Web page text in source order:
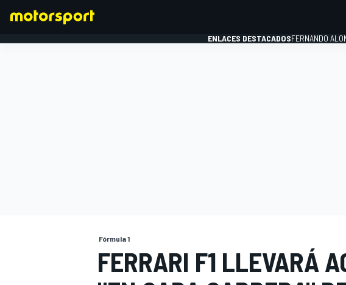
ENLACES DESTACADOSFERNANDO
Fórmula 1
FERRARI F1 LLEVARÁ